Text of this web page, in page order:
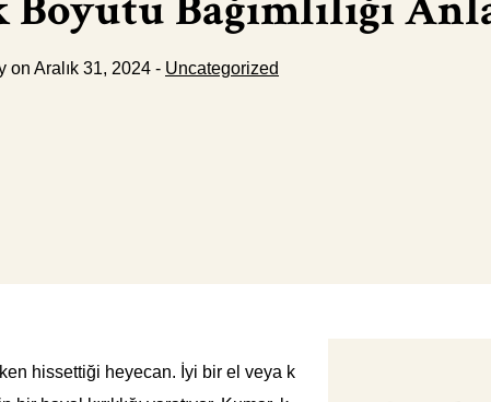
on Aralık 31, 2024 - Uncategorized
hissettiği heyecan. İyi bir el veya k